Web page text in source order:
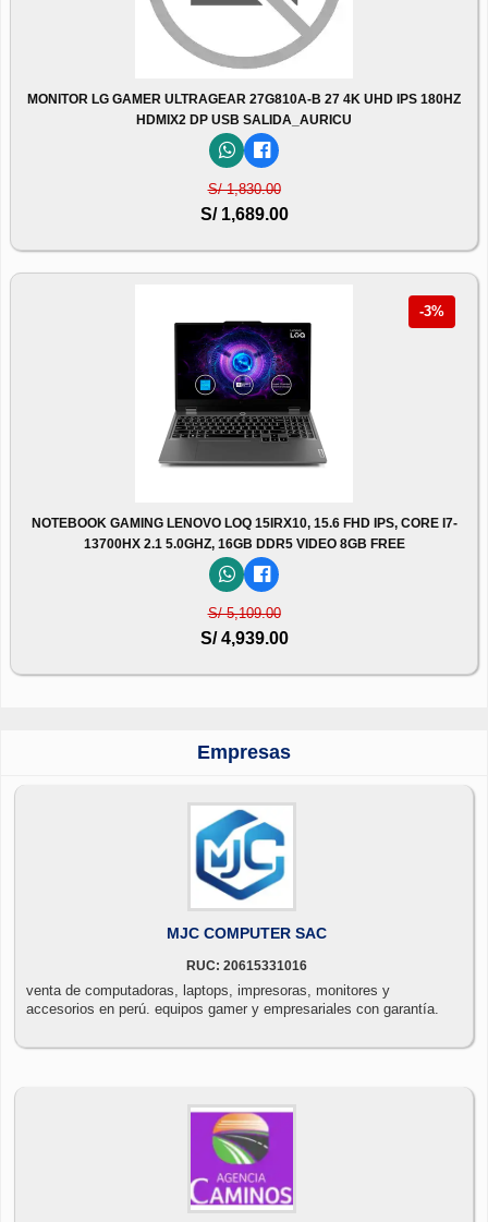
MONITOR LG GAMER ULTRAGEAR 27G810A-B 27 4K UHD IPS 180HZ
HDMIX2 DP USB SALIDA_AURICU
S/ 1,830.00
S/ 1,689.00
-3%
NOTEBOOK GAMING LENOVO LOQ 15IRX10, 15.6 FHD IPS, CORE I7-
13700HX 2.1 5.0GHZ, 16GB DDR5 VIDEO 8GB FREE
S/ 5,109.00
S/ 4,939.00
Empresas
MJC COMPUTER SAC
RUC: 20615331016
venta de computadoras, laptops, impresoras, monitores y
accesorios en perú. equipos gamer y empresariales con garantía.